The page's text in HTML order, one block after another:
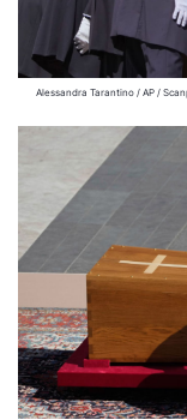
Alessandra Tarantino / AP /